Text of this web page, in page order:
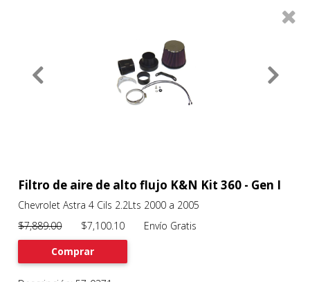
0
Previous
Filtro de aire de alto flujo K&N Kit 360 - Gen I
Chevrolet Astra 4 Cils 2.2Lts 2000 a 2005
$7,889.00$7,100.10 Envío Gratis
Comprar